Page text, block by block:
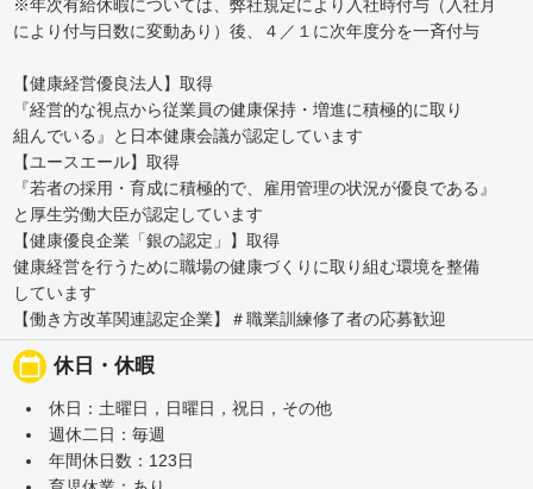
※年次有給休暇については、弊社規定により入社時付与（入社月
により付与日数に変動あり）後、４／１に次年度分を一斉付与
【健康経営優良法人】取得
『経営的な視点から従業員の健康保持・増進に積極的に取り
組んでいる』と日本健康会議が認定しています
【ユースエール】取得
『若者の採用・育成に積極的で、雇用管理の状況が優良である』
と厚生労働大臣が認定しています
【健康優良企業「銀の認定」】取得
健康経営を行うために職場の健康づくりに取り組む環境を整備
しています
【働き方改革関連認定企業】＃職業訓練修了者の応募歓迎
calendar_today 休日・休暇
休日：土曜日，日曜日，祝日，その他
週休二日：毎週
年間休日数：123日